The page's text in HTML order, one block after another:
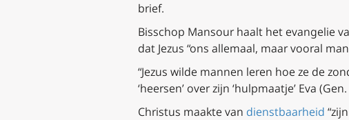
brief.
Bisschop Mansour haalt het evangelie
dat Jezus “ons allemaal, maar vooral
“Jezus wilde mannen leren hoe ze de
‘heersen’ over zijn ‘hulpmaatje’ Eva
Christus maakte van dienstbaarheid